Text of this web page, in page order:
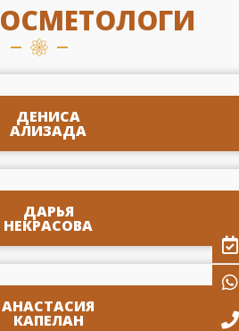
ДЕНИСА
АЛИЗАДА
ДАРЬЯ
НЕКРАСОВА
АНАСТАСИЯ
КАПЕЛАН